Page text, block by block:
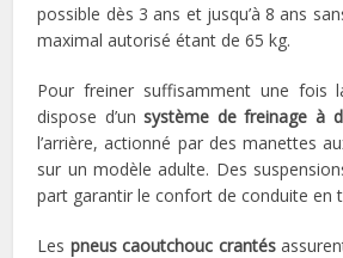
possible dès 3 ans et jusqu’à 8 ans
maximal autorisé étant de 65 kg.
Pour freiner suffisamment une fois
dispose d’unsystème de freinage à
l’arrière, actionné par des manettes
sur un modèle adulte. Des
part garantir le confort de conduite en
Les pneus caoutchouc crantés